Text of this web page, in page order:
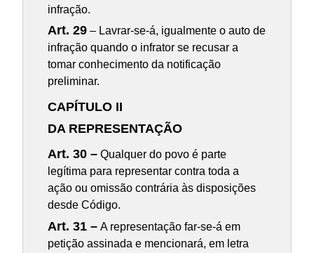
infração.
Art. 29 – Lavrar-se-á, igualmente o auto de
infração quando o infrator se recusar a
tomar conhecimento da notificação
preliminar.
CAPÍTULO II
DA REPRESENTAÇÃO
Art. 30 – Qualquer do povo é parte
legítima para representar contra toda a
ação ou omissão contrária às disposições
desde Código.
Art. 31 – A representação far-se-á em
petição assinada e mencionará, em letra